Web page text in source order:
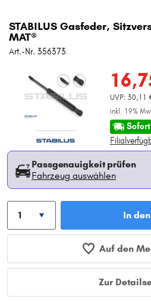
STABILUS Gasfeder,
MAT®
Art.-Nr. 356373
UVP: 30,11
inkl. 19%
Passgenauigkeit prüfen
Fahrzeug auswählen
In
Auf den
Zur